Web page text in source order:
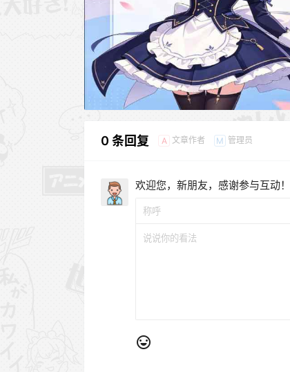
0 条回复 A 文章作者 M 管理员
欢迎您，新朋友，感谢参与互动！